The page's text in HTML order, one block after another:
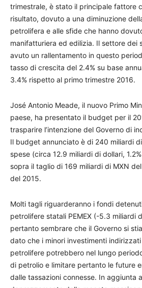
trimestrale, è stato il principale fattore
risultato, dovuto a una diminuzione
petrolifera e alle sfide che hanno
manifatturiera ed edilizia. Il settore dei
avuto un rallentamento in questo
tasso di crescita del 2.4% su base
3.4% rispetto al primo trimestre 2016.
José Antonio Meade, il nuovo Primo
paese, ha presentato il budget per il
trasparire l’intenzione del Governo di
Il budget annunciato è di 240 miliardi
spese (circa 12.9 miliardi di dollari,
sopra il taglio di 169 miliardi di MXN
del 2015.
Molti tagli riguarderanno i fondi
petrolifere statali PEMEX (-5.3 miliardi
pertanto sembrare che il Governo si
dato che i minori investimenti
petrolifere potrebbero nel lungo
di petrolio e limitare pertanto le future
dalle tassazioni connesse. In aggiunta